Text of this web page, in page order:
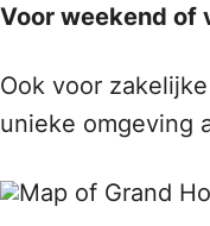
Voor weekend of
Ook voor
unieke omgeving